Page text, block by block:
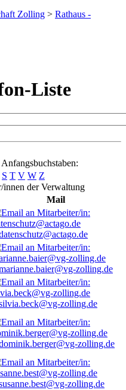
Zolling > Rathaus -
Liste
S T V W Z
innen der Verwaltung
Mail
zolling.de
zolling.de
zolling.de
zolling.de